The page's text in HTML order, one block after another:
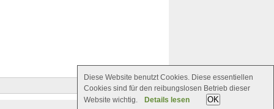
Diese Website benutzt Cookies. Diese essentiellen
Cookies sind für den reibungslosen Betrieb dieser
Website wichtig.
Details lesen OK